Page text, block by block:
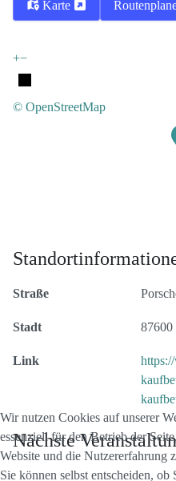
Karte
+−
© OpenStreetMap
Straße
Stadt 87600
Link
Nächste
Wir nutzen Cookies auf unserer
essenziell für den Betrieb der
Website und die Nutzererfahrung
Sie können selbst entscheiden,